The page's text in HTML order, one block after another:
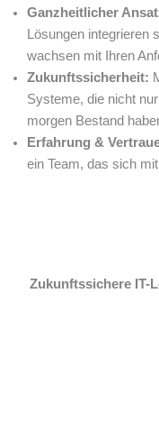
Ganzheitlicher
Lösungen
wachsen mit Ihren
Zukunftssicherheit:
Systeme, die nicht
morgen Bestand
Erfahrung &
ein Team, das sich
Zukunftssichere IT-